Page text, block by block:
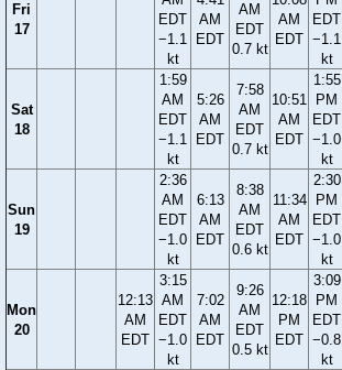
Fri
17
EDT
−1.1
kt
AM
EDT
AM
EDT
0.7 kt
AM
EDT
EDT
−1.1
kt
Sat
18
1:59
AM
EDT
−1.1
kt
5:26
AM
EDT
7:58
AM
EDT
0.7 kt
10:51
AM
EDT
1:55
PM
EDT
−1.0
kt
Sun
19
2:36
AM
EDT
−1.0
kt
6:13
AM
EDT
8:38
AM
EDT
0.6 kt
11:34
AM
EDT
2:30
PM
EDT
−1.0
kt
Mon
20
12:13
AM
EDT
3:15
AM
EDT
−1.0
kt
7:02
AM
EDT
9:26
AM
EDT
0.5 kt
12:18
PM
EDT
3:09
PM
EDT
−0.8
kt